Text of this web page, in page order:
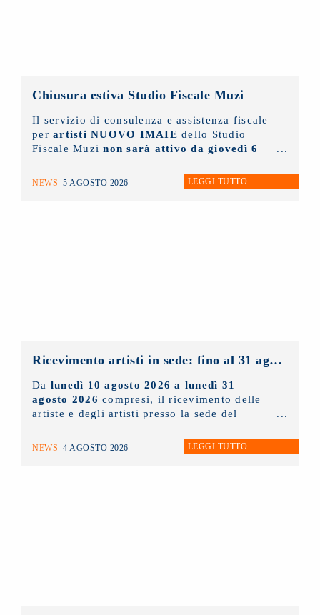
Chiusura estiva Studio Fiscale Muzi
Il servizio di consulenza e assistenza fiscale
per artisti NUOVO IMAIE dello Studio
Fiscale Muzinon sarà attivo da giovedì 6
NEWS 5 AGOSTO 2026 LEGGI TUTTO
Ricevimento artisti in sede: fino al 31 agosto 2026 solo con appuntamento
Da lunedì 10 agosto 2026 a lunedì 31
agosto 2026 compresi, il ricevimento delle
artiste e degli artisti presso la sede del
esclusivamente tramite appuntamento. Chi
lo desidera può scrivere un'e-mail
NEWS 4 AGOSTO 2026 LEGGI TUTTO